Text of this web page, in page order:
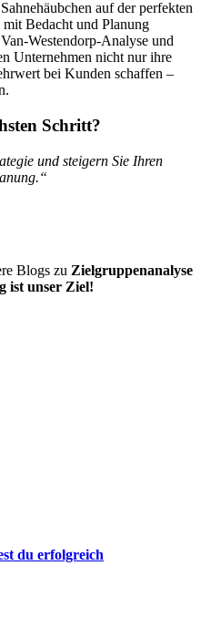
auf der perfekten
Bedacht und Planung
Westendorp-Analyse und
Unternehmen nicht nur ihre
bei Kunden schaffen –
Schritt?
und steigern Sie Ihren
Blogs zu Zielgruppenanalyse
ist unser Ziel!
du erfolgreich